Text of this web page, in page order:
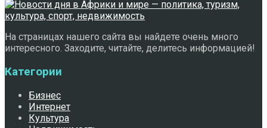
На страницах нашего сайта вы найдете очень много
интересного. Заходите, читайте, делитесь информацией!
Категории
Бизнес
Интернет
Культура